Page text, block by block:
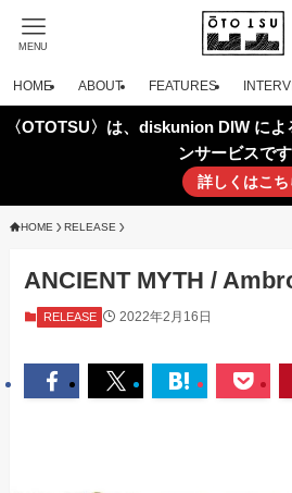
MENU
HOME ABOUT FEATURES
〈OTOTSU〉は、diskunion DIW に
ンサービスです
詳しくはこち
HOME RELEASE
ANCIENT MYTH /
RELEASE 2022年2月16日